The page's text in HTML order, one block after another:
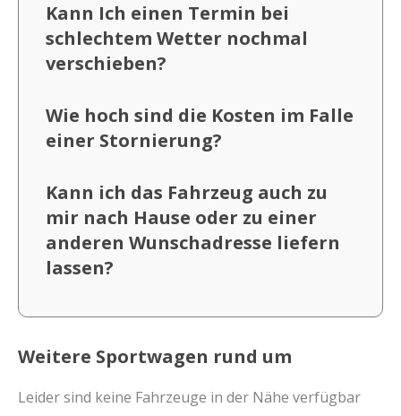
Kann Ich einen Termin bei
schlechtem Wetter nochmal
verschieben?
Wie hoch sind die Kosten im Falle
einer Stornierung?
Kann ich das Fahrzeug auch zu
mir nach Hause oder zu einer
anderen Wunschadresse liefern
lassen?
Weitere Sportwagen rund um
Leider sind keine Fahrzeuge in der Nähe verfügbar